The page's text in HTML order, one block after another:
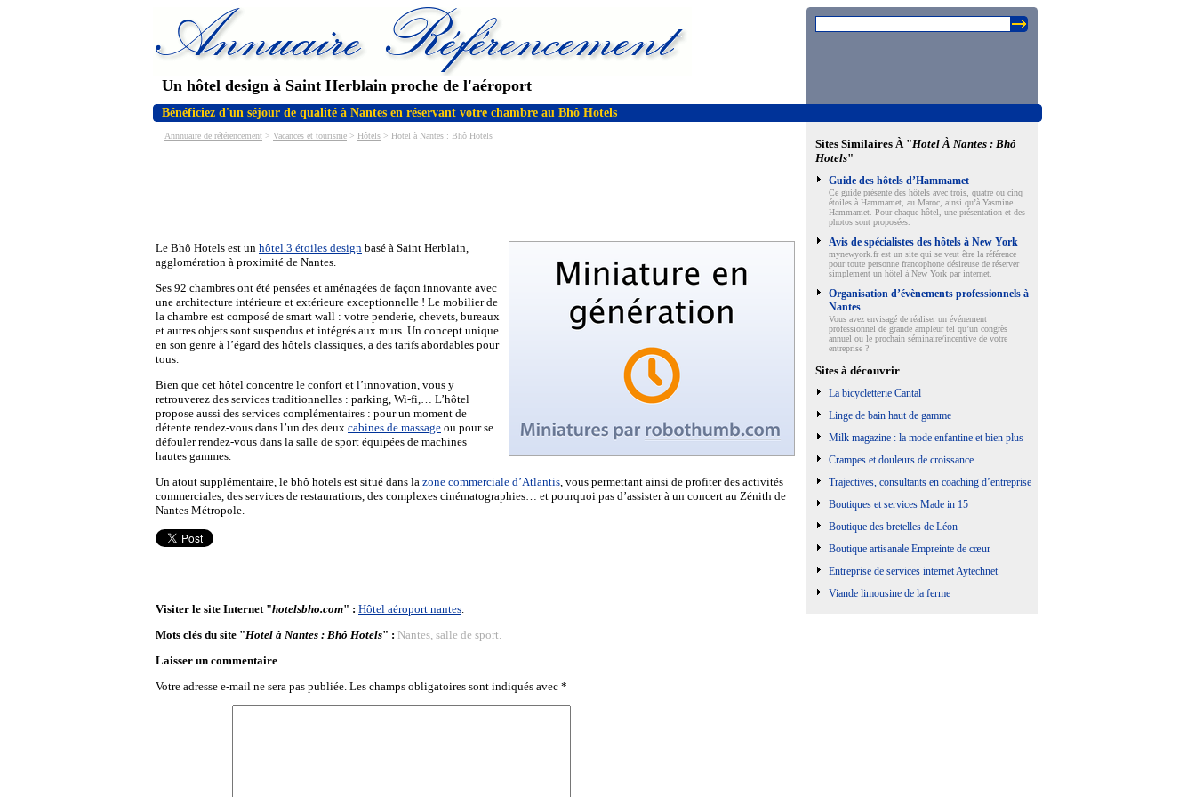
Un hôtel design à Saint Herblain proche de l'aéroport
Bénéficiez d'un séjour de qualité à Nantes en réservant votre chambre au Bhô Hotels
Annnuaire de référencement > Vacances et tourisme > Hôtels > Hotel à Nantes : Bhô Hotels
Le Bhô Hotels est un hôtel 3 étoiles design basé à Saint Herblain,
agglomération à proximité de Nantes.
Ses 92 chambres ont été pensées et aménagées de façon innovante avec
une architecture intérieure et extérieure exceptionnelle ! Le mobilier de
la chambre est composé de smart wall : votre penderie, chevets, bureaux
et autres objets sont suspendus et intégrés aux murs. Un concept unique
en son genre à l’égard des hôtels classiques, a des tarifs abordables pour
tous.
Bien que cet hôtel concentre le confort et l’innovation, vous y
retrouverez des services traditionnelles : parking, Wi-fi,… L’hôtel
propose aussi des services complémentaires : pour un moment de
détente rendez-vous dans l’un des deux cabines de massage ou pour se
défouler rendez-vous dans la salle de sport équipées de machines
hautes gammes.
Un atout supplémentaire, le bhô hotels est situé dans la zone commerciale d’Atlantis, vous permettant ainsi de profiter des activités
commerciales, des services de restaurations, des complexes cinématographies… et pourquoi pas d’assister à un concert au Zénith de
Nantes Métropole.
Visiter le site Internet "hotelsbho.com" : Hôtel aéroport nantes.
Mots clés du site "Hotel à Nantes : Bhô Hotels" : Nantes, salle de sport.
Laisser un commentaire
Votre adresse e-mail ne sera pas publiée. Les champs obligatoires sont indiqués avec *
Sites Similaires À "Hotel À Nantes : Bhô
Hotels"
Guide des hôtels d’Hammamet
Ce guide présente des hôtels avec trois, quatre ou cinq
étoiles à Hammamet, au Maroc, ainsi qu’à Yasmine
Hammamet. Pour chaque hôtel, une présentation et des
photos sont proposées.
Avis de spécialistes des hôtels à New York
mynewyork.fr est un site qui se veut être la référence
pour toute personne francophone désireuse de réserver
simplement un hôtel à New York par internet.
Organisation d’évènements professionnels à
Nantes
Vous avez envisagé de réaliser un événement
professionnel de grande ampleur tel qu’un congrès
annuel ou le prochain séminaire/incentive de votre
entreprise ?
Sites à découvrir
La bicycletterie Cantal
Linge de bain haut de gamme
Milk magazine : la mode enfantine et bien plus
Crampes et douleurs de croissance
Trajectives, consultants en coaching d’entreprise
Boutiques et services Made in 15
Boutique des bretelles de Léon
Boutique artisanale Empreinte de cœur
Entreprise de services internet Aytechnet
Viande limousine de la ferme